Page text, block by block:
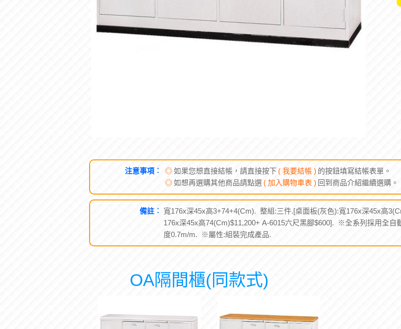
注意事項︰ ◎如果您想直接結帳，請直接按下 ( 我要結帳 ) 的按鈕填寫結帳表單。
◎如想再選購其他商品請點選 ( 加入購物車表 ) 回到商品介紹繼續選購。
備註︰
寬176x深45x高3+74+4(Cm). 整組:三件.[桌面板(灰色):寬176x深45x高
176x深45x高74(Cm)$11,200+ A-6015六尺黑腳$600]. ※全系列採用全
度0.7m/m. ※屬性:組裝完成產品.
OA隔間櫃(同款式)